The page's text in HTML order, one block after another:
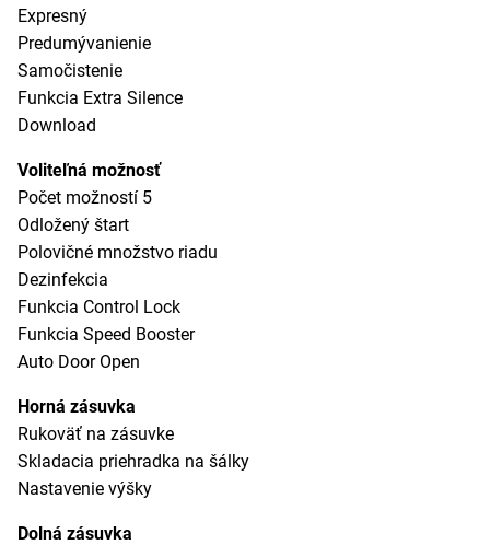
Expresný
Predumývanienie
Samočistenie
Funkcia Extra Silence
Download
Voliteľná možnosť
Počet možností 5
Odložený štart
Polovičné množstvo riadu
Dezinfekcia
Funkcia Control Lock
Funkcia Speed Booster
Auto Door Open
Horná zásuvka
Rukoväť na zásuvke
Skladacia priehradka na šálky
Nastavenie výšky
Dolná zásuvka